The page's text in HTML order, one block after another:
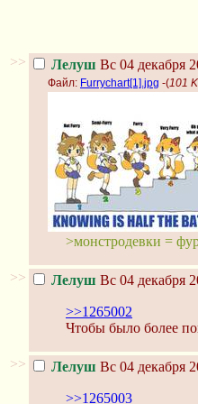
>> Лелуш Вс 04 декабря
Файл: Furrychart[1].jpg -(101
>монстродевки =
>> Лелуш Вс 04 декабря
>>1265002
Чтобы было более
>> Лелуш Вс 04 декабря
>>1265003